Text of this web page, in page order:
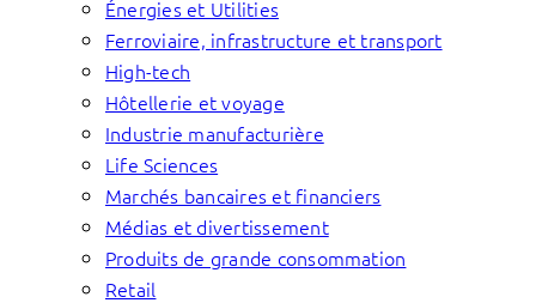
Énergies et Utilities
Ferroviaire, infrastructure et transport
High-tech
Hôtellerie et voyage
Industrie manufacturière
Life Sciences
Marchés bancaires et financiers
Médias et divertissement
Produits de grande consommation
Retail